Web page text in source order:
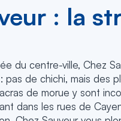
: la
du centre-ville, Chez
de chichi, mais des
de morue y sont
dans les rues de